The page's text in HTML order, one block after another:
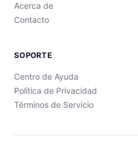
Acerca de
Contacto
SOPORTE
Centro de Ayuda
Política de Privacidad
Términos de Servicio